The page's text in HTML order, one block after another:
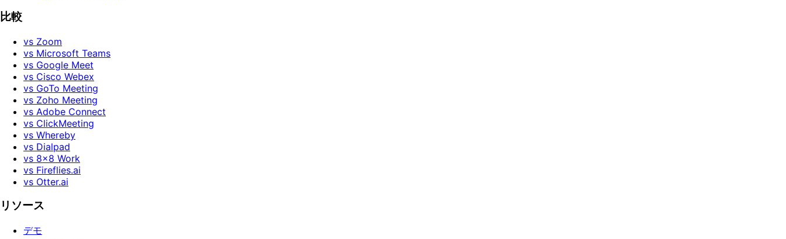
比較
vs Zoom
vs Microsoft Teams
vs Google Meet
vs Cisco Webex
vs GoTo Meeting
vs Zoho Meeting
vs Adobe Connect
vs ClickMeeting
vs Whereby
vs Dialpad
vs 8x8 Work
vs Fireflies.ai
vs Otter.ai
リソース
デモ